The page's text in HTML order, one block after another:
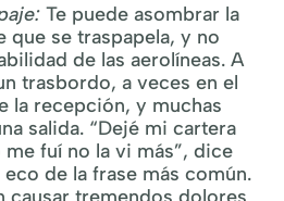
Te puede asombrar la
que se traspapela, y no
de las aerolíneas. A
trasbordo, a veces en el
la recepción, y muchas
salida. “Dejé mi cartera
fuí no la vi más”, dice
de la frase más común.
causar tremendos dolores